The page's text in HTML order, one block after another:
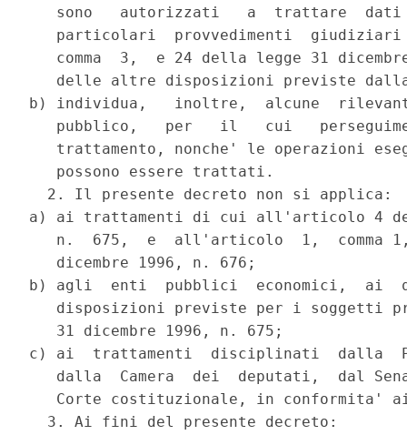
sono   autorizzati   a  trattare
particolari  provvedimenti
comma  3,  e 24 della legge 31
delle altre disposizioni previste
b) individua,   inoltre,  alcune
pubblico,   per   il   cui
trattamento, nonche' le operazioni
   possono essere trattati.
  2. Il presente decreto non si applica:
a) ai trattamenti di cui all'articolo 4
n.  675,  e  all'articolo  1,  comma
   dicembre 1996, n. 676;
b) agli  enti  pubblici  economici,  ai
disposizioni previste per i soggetti
   31 dicembre 1996, n. 675;
c) ai  trattamenti  disciplinati  dalla
dalla  Camera  dei  deputati,  dal
Corte costituzionale, in conformita'
  3. Ai fini del presente decreto: